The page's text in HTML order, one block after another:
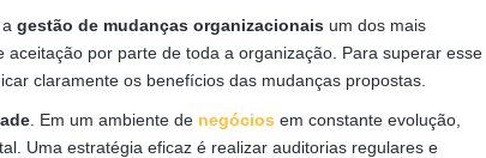
gestão de mudanças organizacionais um dos mais
por parte de toda a organização. Para superar esse
claramente os benefícios das mudanças propostas.
. Em um ambiente de negócios em constante evolução,
Uma estratégia eficaz é realizar auditorias regulares e